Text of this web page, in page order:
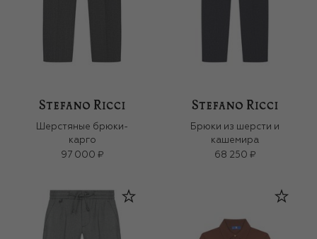
Шерстяные брюки-
карго
97 000 ₽
Брюки из шерсти и
кашемира
68 250 ₽